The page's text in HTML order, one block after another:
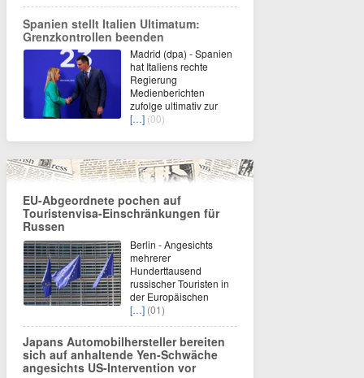
Spanien stellt Italien Ultimatum:
Grenzkontrollen beenden
Madrid (dpa) - Spanien
hat Italiens rechte
Regierung
Medienberichten
zufolge ultimativ zur
[…] (00)
EU-Abgeordnete pochen auf
Touristenvisa-Einschränkungen für
Russen
Berlin - Angesichts
mehrerer
Hunderttausend
russischer Touristen in
der Europäischen
[…] (01)
Japans Automobilhersteller bereiten
sich auf anhaltende Yen-Schwäche
angesichts US-Intervention vor